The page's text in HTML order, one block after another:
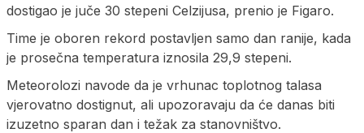
dostigao je juče 30 stepeni Celzijusa, prenio je Figaro.
Time je oboren rekord postavljen samo dan ranije, kada
je prosečna temperatura iznosila 29,9 stepeni.
Meteorolozi navode da je vrhunac toplotnog talasa
vjerovatno dostignut, ali upozoravaju da će danas biti
izuzetno sparan dan i težak za stanovništvo.